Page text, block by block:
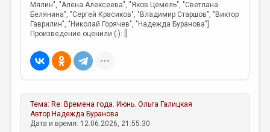
Мялин", "Алёна Алексеева", "Яков Цемель", "Светлана
Белянина", "Сергей Красиков", "Владимир Старшов", "Виктор
Гаврилин", "Николай Горячев", "Надежда Буранова"]
Произведение оценили (-): []
Тема: Re: Времена года. Июнь. Ольга Галицкая
Автор Надежда Буранова
Дата и время: 12.06.2026, 21:55:30